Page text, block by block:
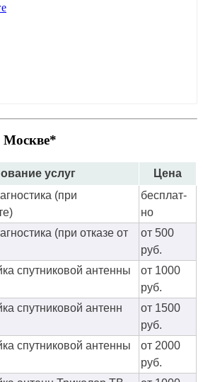
Москве*
услуг
Цена
(при
бес­плат­
но
(при отказе от
от 500
руб.
спутниковой антенны
от 1000
руб.
спутниковой антенн
от 1500
руб.
спутниковой антенны
от 2000
руб.